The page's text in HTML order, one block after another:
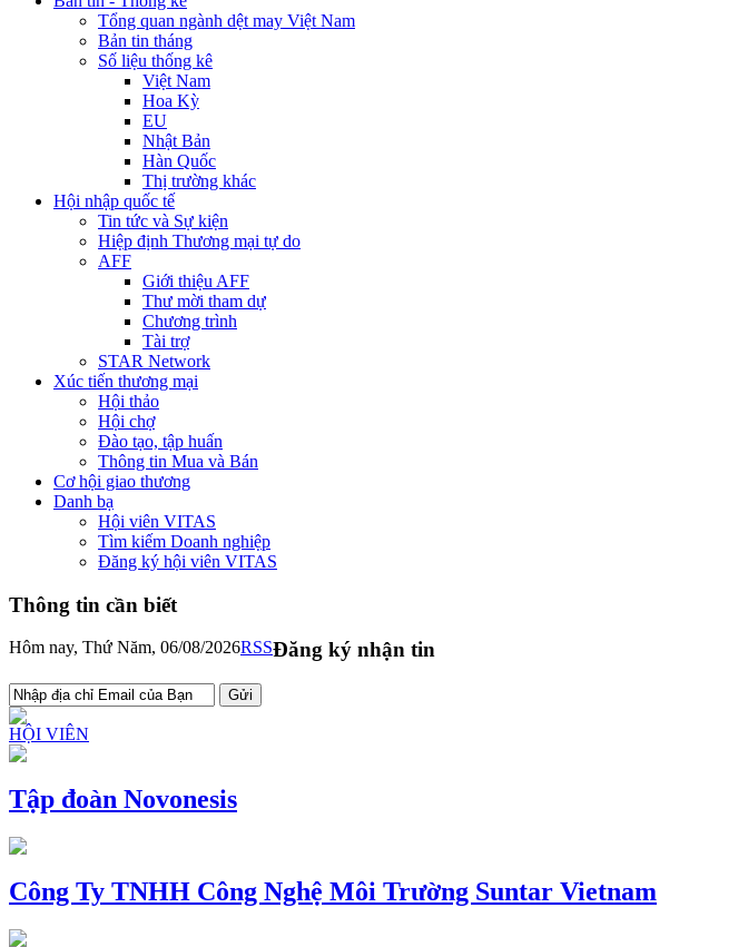
Tổng quan ngành dệt may Việt Nam
Bản tin tháng
Số liệu thống kê
Việt Nam
Hoa Kỳ
EU
Nhật Bản
Hàn Quốc
Thị trường khác
Hội nhập quốc tế
Tin tức và Sự kiện
Hiệp định Thương mại tự do
AFF
Giới thiệu AFF
Thư mời tham dự
Chương trình
Tài trợ
STAR Network
Xúc tiến thương mại
Hội thảo
Hội chợ
Đào tạo, tập huấn
Thông tin Mua và Bán
Cơ hội giao thương
Danh bạ
Hội viên VITAS
Tìm kiếm Doanh nghiệp
Đăng ký hội viên VITAS
Thông tin cần biết
Hôm nay, Thứ Năm, 06/08/2026RSSĐăng ký nhận tin
HỘI VIÊN
Tập đoàn Novonesis
Công Ty TNHH Công Nghệ Môi Trường Suntar Vietnam